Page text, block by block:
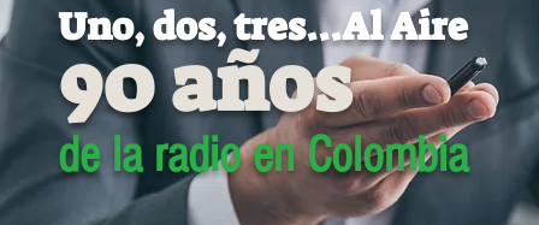
Uno, dos, tres...Al Aire
90 años
de la radio en Colombia